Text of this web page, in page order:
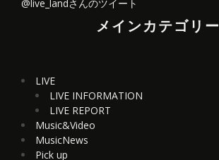
@live_landさんのツイート
メインカテゴリー
LIVE
LIVE INFORMATION
LIVE REPORT
Music&Video
MusicNews
Pick up